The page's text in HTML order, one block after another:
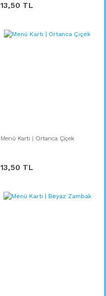
13,50 TL
Menü Kartı | Ortanca Çiçek
13,50 TL